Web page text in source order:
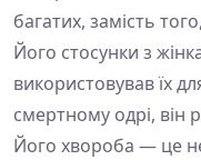
багатих, замість
Його стосунки з
використовував їх
смертному одрі, він
Його хвороба — це